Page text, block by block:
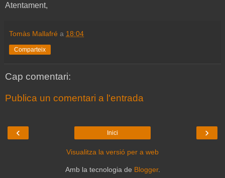
Atentament,
Tomàs Mallafré a 18:04
Comparteix
Cap comentari:
Publica un comentari a l'entrada
‹ ›
Inici
Visualitza la versió per a web
Amb la tecnologia de Blogger.